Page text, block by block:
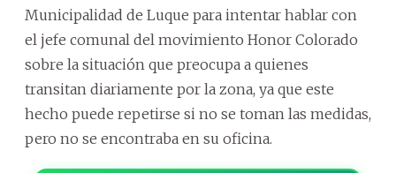
Municipalidad de Luque para intentar hablar con
el jefe comunal del movimiento Honor Colorado
sobre la situación que preocupa a quienes
transitan diariamente por la zona, ya que este
hecho puede repetirse si no se toman las medidas,
pero no se encontraba en su oficina.